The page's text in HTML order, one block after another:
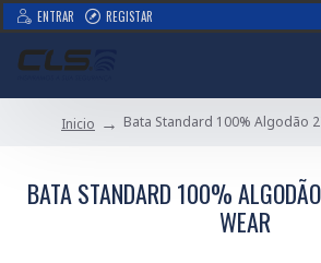
ENTRAR REGISTAR
Inicio Bata Standard 100% Algodão
BATA STANDARD 100%
WEAR